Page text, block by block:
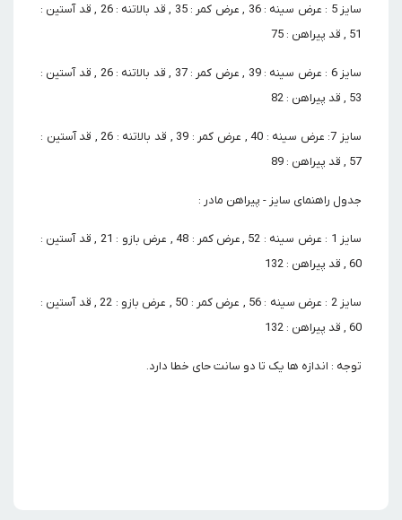
سایز 5 : عرض سینه : 36 , عرض کمر : 35 , قد بالاتنه : 26 , قد آستین :
51 , قد پیراهن : 75
سایز 6 : عرض سینه : 39 , عرض کمر : 37 , قد بالاتنه : 26 , قد آستین :
53 , قد پیراهن : 82
سایز 7: عرض سینه : 40 , عرض کمر : 39 , قد بالاتنه : 26 , قد آستین :
57 , قد پیراهن : 89
جدول راهنمای سایز - پیراهن مادر :
سایز 1 : عرض سینه : 52 , عرض کمر : 48 , عرض بازو : 21 , قد آستین :
60 , قد پیراهن : 132
سایز 2 : عرض سینه : 56 , عرض کمر : 50 , عرض بازو : 22 , قد آستین :
60 , قد پیراهن : 132
توجه : اندازه ها یک تا دو سانت حای خطا دارد.